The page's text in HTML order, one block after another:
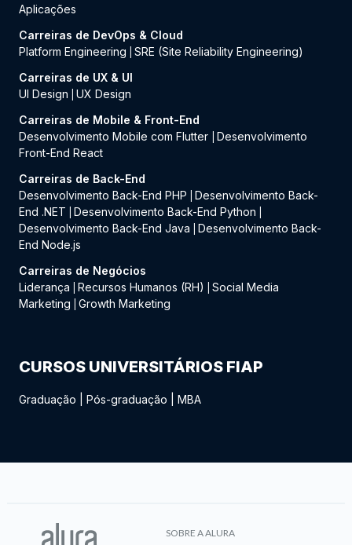
Aplicações
Carreiras de DevOps & Cloud
Platform Engineering
SRE (Site Reliability Engineering)
Carreiras de UX & UI
UI Design
UX Design
Carreiras de Mobile & Front-End
Desenvolvimento Mobile com Flutter
Desenvolvimento
Front-End React
Carreiras de Back-End
Desenvolvimento Back-End PHP
Desenvolvimento Back-
End .NET
Desenvolvimento Back-End Python
Desenvolvimento Back-End Java
Desenvolvimento Back-
End Node.js
Carreiras de Negócios
Liderança
Recursos Humanos (RH)
Social Media
Marketing
Growth Marketing
CURSOS UNIVERSITÁRIOS FIAP
Graduação Pós-graduação MBA
SOBRE A ALURA